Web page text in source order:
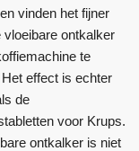
vinden het fijner
vloeibare ontkalker
te
effect is echter
de
voor Krups.
ontkalker is niet